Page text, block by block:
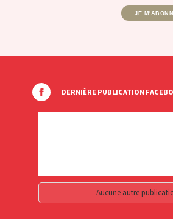
JE
DERNIÈRE PUBLICATION
Aucune autre